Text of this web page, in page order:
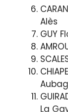
Alès
GUY
La